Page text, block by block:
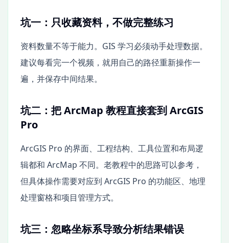
坑一：只收藏资料，不做完整练习
资料数量不等于能力。GIS 学习必须动手处理数据。
建议每看完一个视频，就用自己的路径重新操作一
遍，并保存中间结果。
坑二：把 ArcMap 教程直接套到 ArcGIS
Pro
ArcGIS Pro 的界面、工程结构、工具位置和布局逻
辑都和 ArcMap 不同。老教程中的思路可以参考，
但具体操作需要对应到 ArcGIS Pro 的功能区、地理
处理窗格和项目管理方式。
坑三：忽略坐标系导致分析结果错误